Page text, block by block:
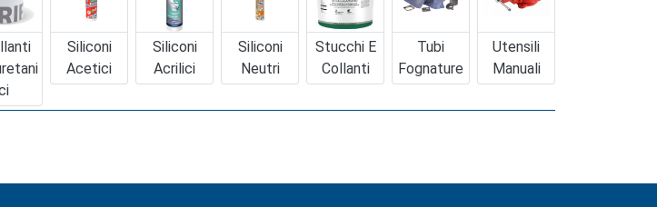
Siliconi
Acetici
Siliconi
Acrilici
Siliconi
Neutri
Stucchi E
Collanti
Tubi
Fognature
Utensili
Manuali